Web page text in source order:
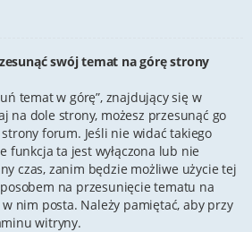
swój temat na górę strony
temat w górę”, znajdujący się w
na dole strony, możesz przesunąć go
forum. Jeśli nie widać takiego
funkcja ta jest wyłączona lub nie
czas, zanim będzie możliwe użycie tej
na przesunięcie tematu na
nim posta. Należy pamiętać, aby przy
witryny.